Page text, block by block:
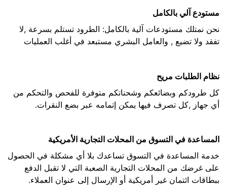
مستودع آلي بالكامل
نحن نمتلك مستودعات آلية بالكامل: الطرود تستلم بسرعة ,لا
تفقد ولا تضيع , والعامل البشري مستبعد في أغلب العمليات
نظام الطلبات مريح
كل طرودكم وبضائعكم وشحناتكم متوفرة للفحص والتحكم من
أي جهاز ,كل تصرف فيها يمكن إتمامه عبر بضع النقرات.
المساعدة في التسوق من المحلات التجارية الأمريكية
خدمة المساعدة في التسوق تساعدك بلا أي مشكلة في الحصول
على غرضك من المحلات التجارية الصعبة التي لا تقبل الدفع
ببطاقات ائتمان غير أمريكية أو الإرسال إلى عنوان العملاء.